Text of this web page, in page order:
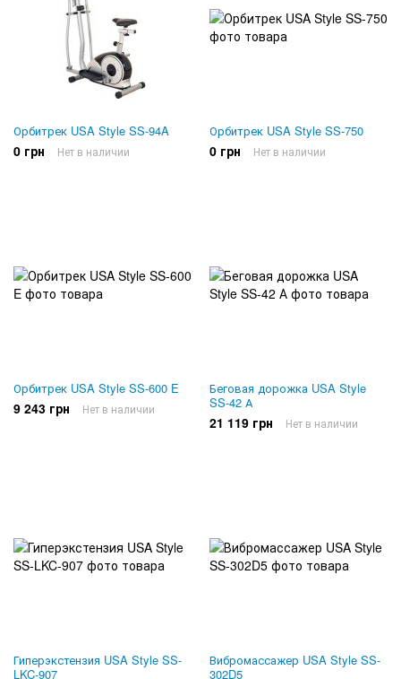
Орбитрек USA Style SS-94A
0 грн Нет в наличии
Орбитрек USA Style SS-750
0 грн Нет в наличии
Орбитрек USA Style SS-600 E
9 243 грн Нет в наличии
Беговая дорожка USA Style
SS-42 А
21 119 грн Нет в наличии
Гиперэкстензия USA Style SS-
LKC-907
Вибромассажер USA Style SS-
302D5